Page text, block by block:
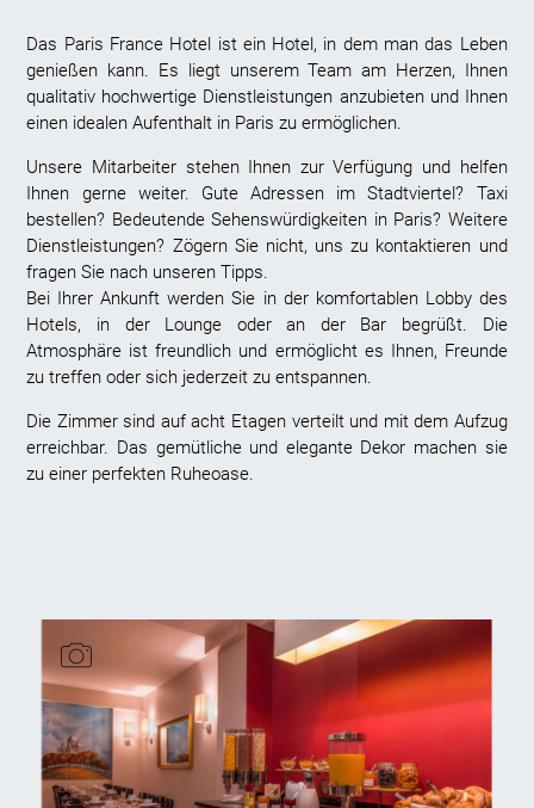
Das Paris France Hotel ist ein Hotel, in dem man das Leben
genießen kann. Es liegt unserem Team am Herzen, Ihnen
qualitativ hochwertige Dienstleistungen anzubieten und Ihnen
einen idealen Aufenthalt in Paris zu ermöglichen.
Unsere Mitarbeiter stehen Ihnen zur Verfügung und helfen
Ihnen gerne weiter. Gute Adressen im Stadtviertel? Taxi
bestellen? Bedeutende Sehenswürdigkeiten in Paris? Weitere
Dienstleistungen? Zögern Sie nicht, uns zu kontaktieren und
fragen Sie nach unseren Tipps.
Bei Ihrer Ankunft werden Sie in der komfortablen Lobby des
Hotels, in der Lounge oder an der Bar begrüßt. Die
Atmosphäre ist freundlich und ermöglicht es Ihnen, Freunde
zu treffen oder sich jederzeit zu entspannen.
Die Zimmer sind auf acht Etagen verteilt und mit dem Aufzug
erreichbar. Das gemütliche und elegante Dekor machen sie
zu einer perfekten Ruheoase.